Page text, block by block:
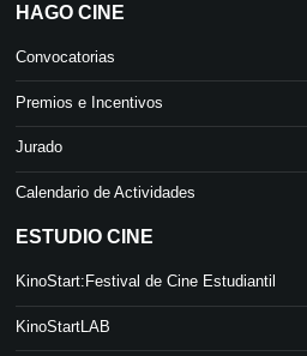
HAGO CINE
Convocatorias
Premios e Incentivos
Jurado
Calendario de Actividades
ESTUDIO CINE
KinoStart:Festival de Cine Estudiantil
KinoStartLAB